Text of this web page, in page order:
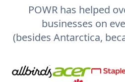
POWR has helped
businesses on
(besides Antarctica,